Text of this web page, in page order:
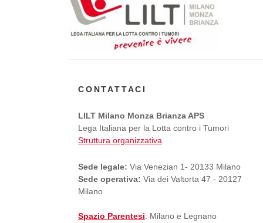
CONTATTACI
LILT Milano Monza Brianza APS
Lega Italiana per la Lotta contro i Tumori
Struttura organizzativa
Sede legale: Via Venezian 1- 20133 Milano
Sede operativa: Via dei Valtorta 47 - 20127
Milano
Spazio Parentesi: Milano e Legnano